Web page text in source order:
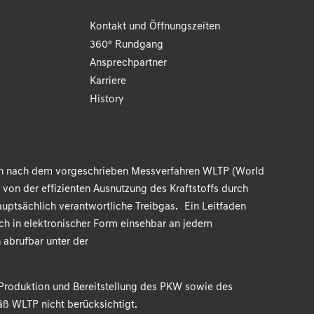
Kontakt und Öffnungszeiten
360° Rundgang
Ansprechpartner
Karriere
History
dem vorgeschrieben Messverfahren WLTP (World
der effizienten Ausnutzung des Kraftstoffs durch
verantwortliche Treibgas. Ein Leitfaden
in elektronischer Form einsehbar an jedem
abrufbar unter der
und Bereitstellung des PKW sowie des
WLTP nicht berücksichtigt.